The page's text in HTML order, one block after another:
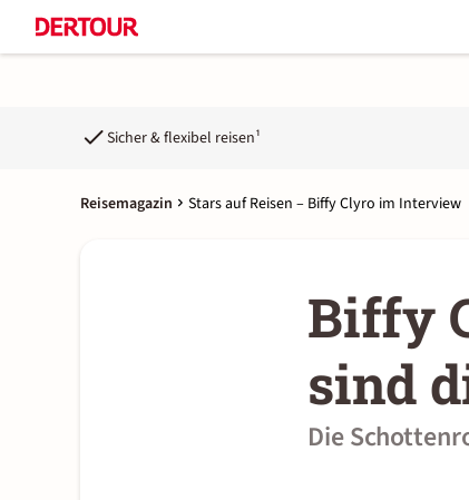
Sicher & flexibel reisen¹
Reisemagazin Stars auf Reisen – Biffy Clyro im Interview
Biffy
sind
Die